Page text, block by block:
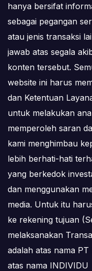
hanya bersifat
sebagai pegangan
atau jenis transaksi
jawab atas segala
konten tersebut.
website ini harus
dan Ketentuan
untuk melakukan
memperoleh saran
kami menghimbau
lebih berhati-hati
yang berkedok
dan menggunakan
media. Untuk itu
ke rekening tujuan
melaksanakan
adalah atas nama
atas nama INDIVIDU